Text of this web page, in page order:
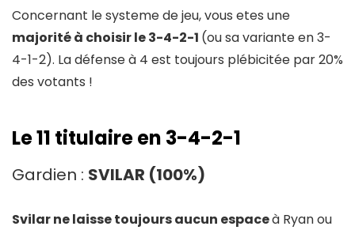
Concernant le systeme de jeu, vous etes une
majorité à choisir le 3-4-2-1 (ou sa variante en 3-
4-1-2). La défense à 4 est toujours plébicitée par 20%
des votants !
Le 11 titulaire en 3-4-2-1
Gardien : SVILAR (100%)
Svilar ne laisse toujours aucun espaceà Ryan ou